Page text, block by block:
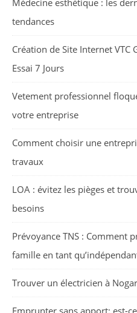
Médecine esthétique : les
tendances
Création de Site Internet VTC
Essai 7 Jours
Vetement professionnel
votre entreprise
Comment choisir une
travaux
LOA : évitez les pièges et
besoins
Prévoyance TNS : Comment
famille en tant
Trouver un électricien à